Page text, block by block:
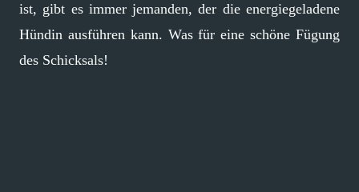
ist, gibt es immer jemanden, der die energiegeladene
Hündin ausführen kann. Was für eine schöne Fügung
des Schicksals!